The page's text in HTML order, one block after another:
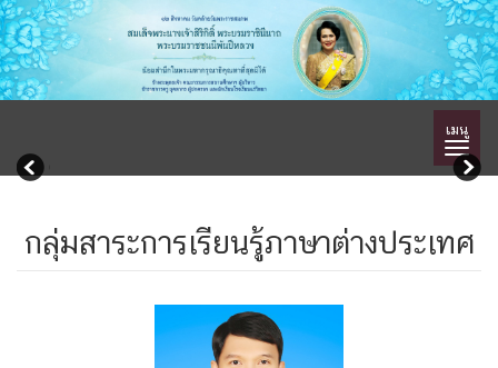
เมนู
กลุ่มสาระการเรียนรู้ภาษาต่างประเทศ